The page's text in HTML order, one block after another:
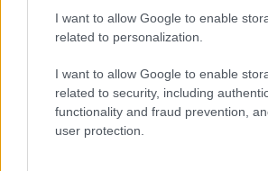
I want to allow Google to enable
related to personalization.
I want to allow Google to enable
related to security, including
functionality and fraud prevention,
user protection.
un ferito
Sangue, musica e solidarietà
Delta Center